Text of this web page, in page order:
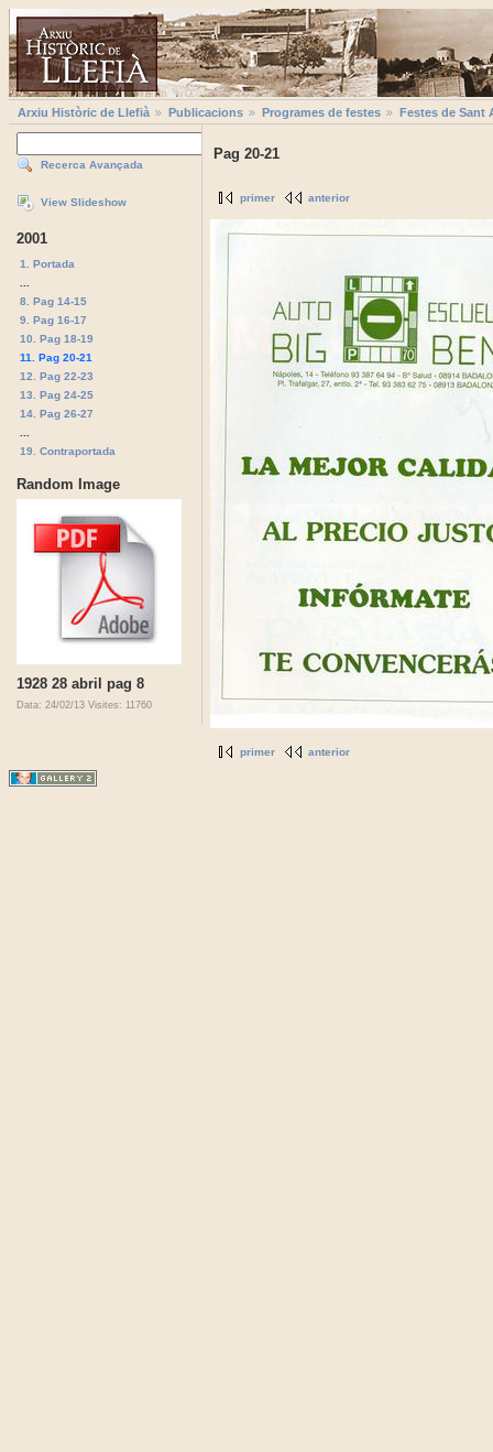
Arxiu Històric de Llefià Publicacions Programes de festes Festes de Sant
Recerca Avançada
View Slideshow
2001
1. Portada
8. Pag 14-15
9. Pag 16-17
10. Pag 18-19
11. Pag 20-21
12. Pag 22-23
13. Pag 24-25
14. Pag 26-27
19. Contraportada
Random Image
1928 28 abril pag 8
Data: 24/02/13 Visites: 11760
Pag 20-21
primer anterior
primer anterior